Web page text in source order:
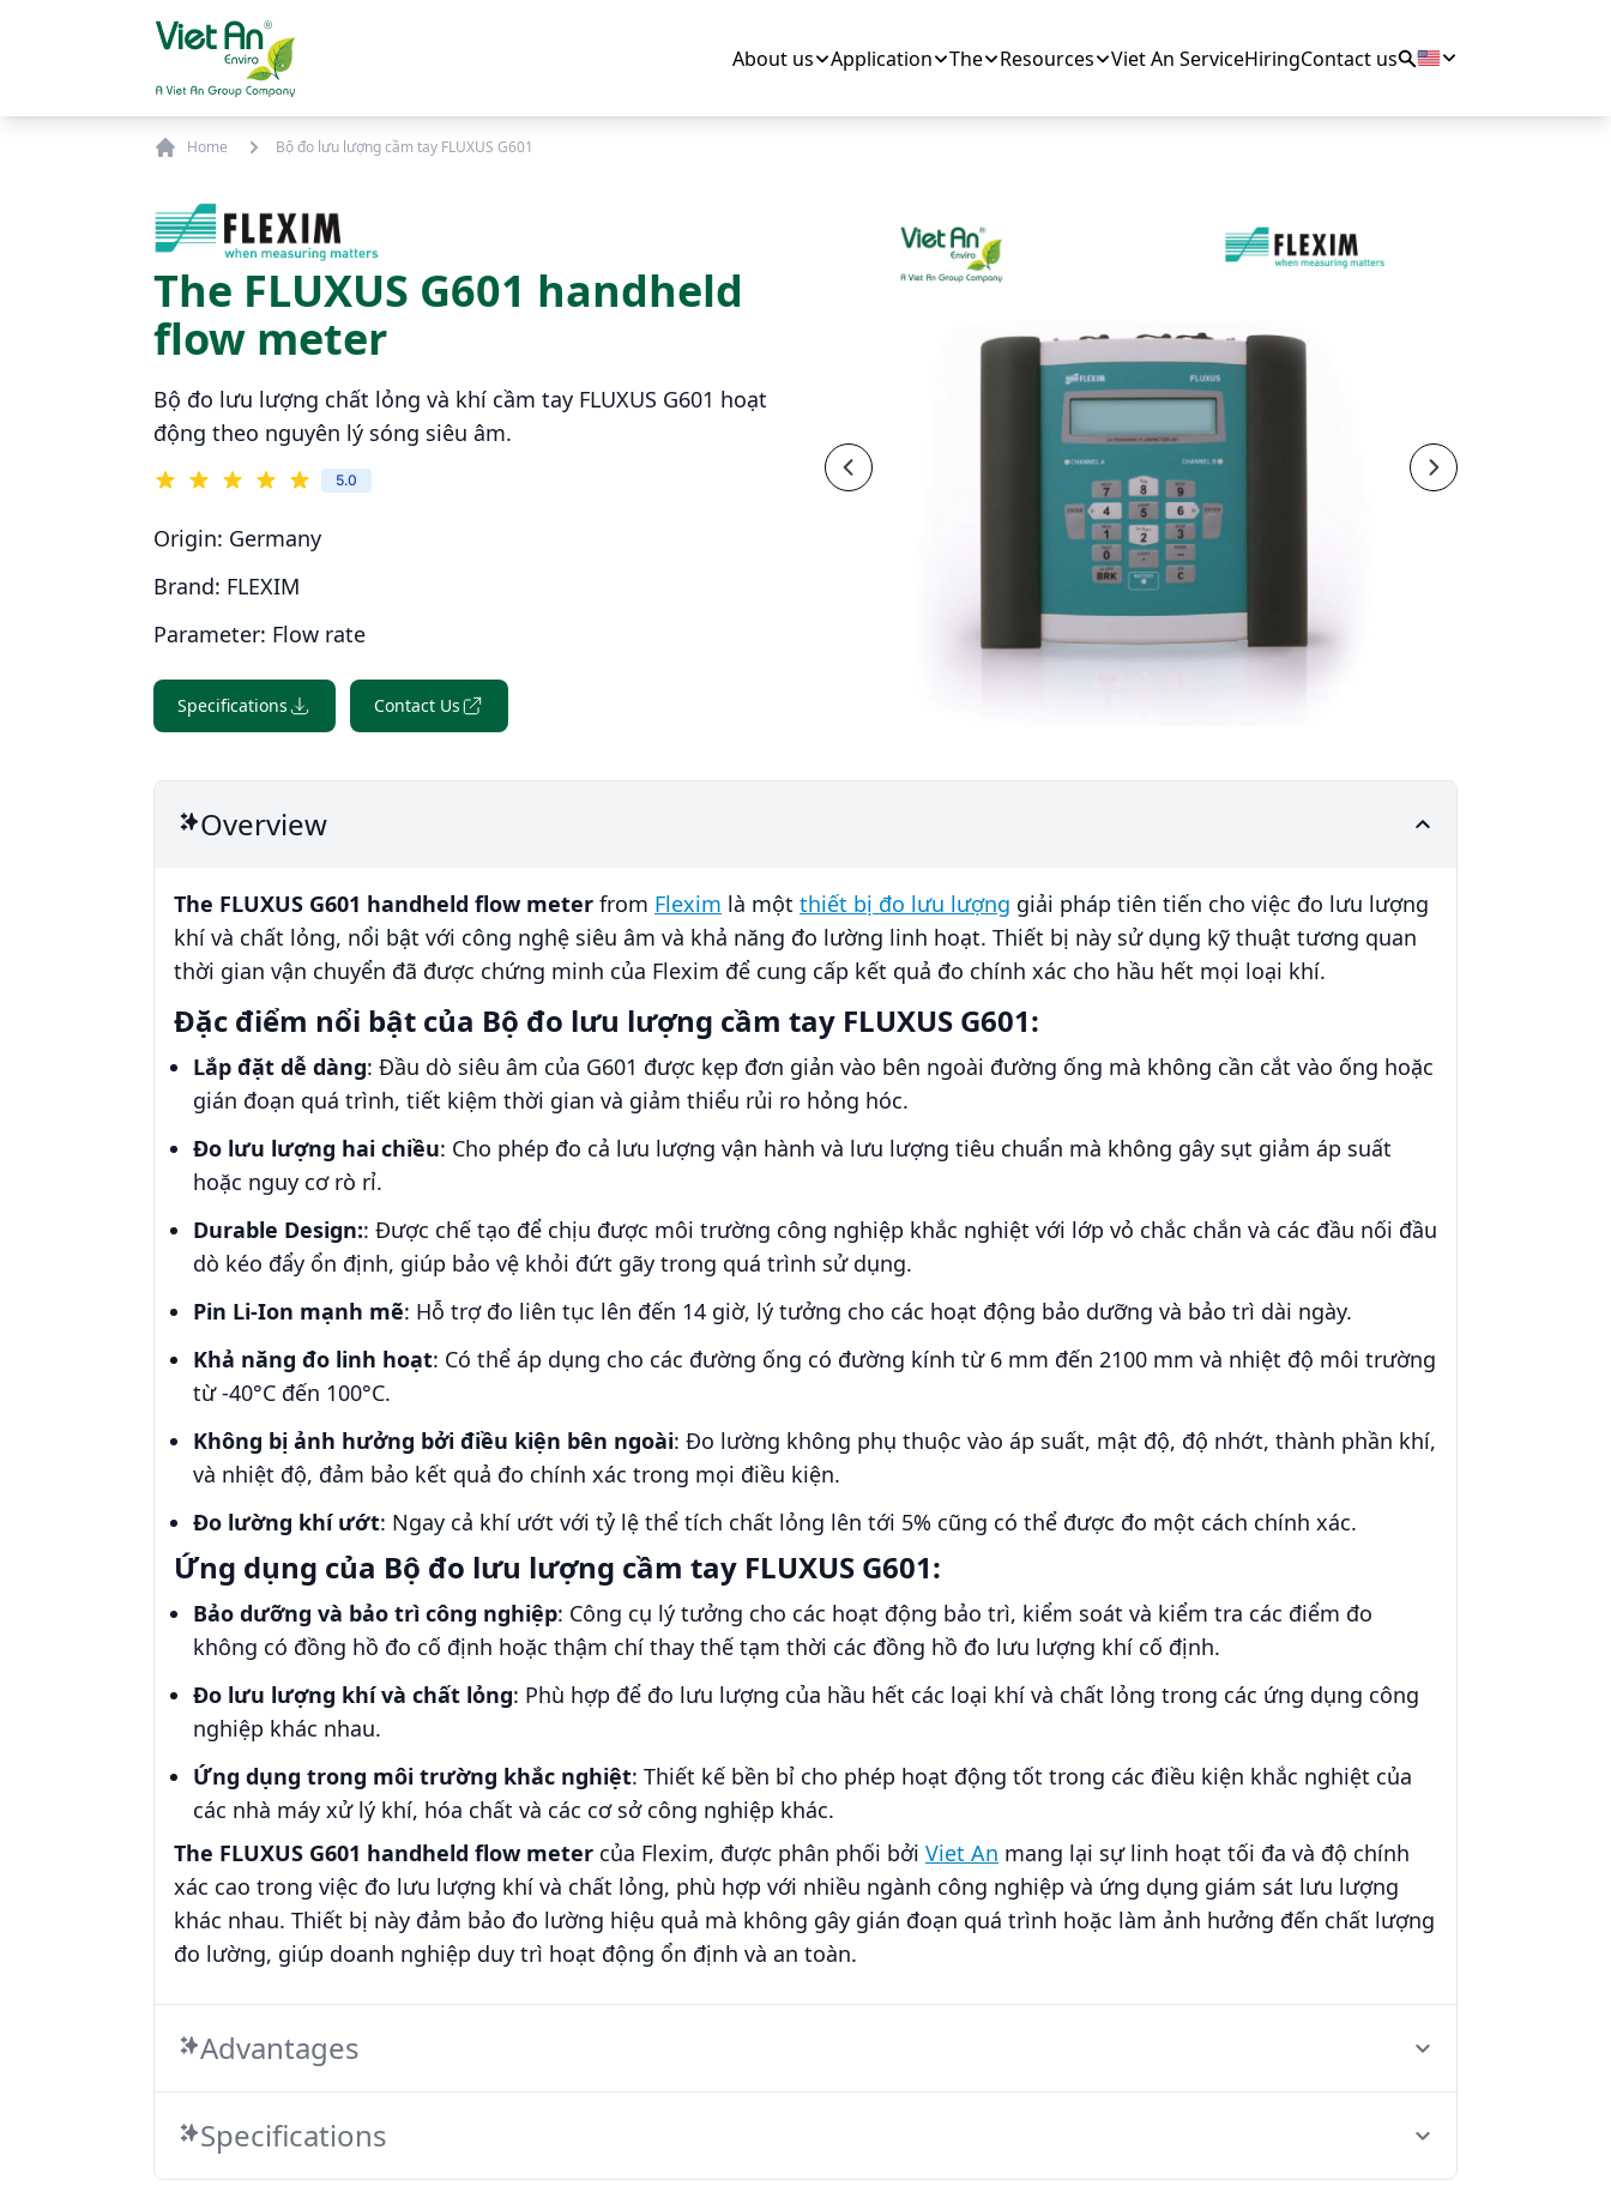
About us
Application The Resources Viet An ServiceHiringContact us
Home Bộ đo lưu lượng cầm tay FLUXUS G601
Previous Next
The FLUXUS G601 handheld
flow meter
Bộ đo lưu lượng chất lỏng và khí cầm tay FLUXUS G601 hoạt
động theo nguyên lý sóng siêu âm.
5.0
Origin: Germany
Brand: FLEXIM
Parameter: Flow rate
Specifications Contact Us
Overview
The FLUXUS G601 handheld flow meter from Flexim là một thiết bị đo lưu lượng giải pháp tiên tiến cho việc đo lưu lượng
khí và chất lỏng, nổi bật với công nghệ siêu âm và khả năng đo lường linh hoạt. Thiết bị này sử dụng kỹ thuật tương quan
thời gian vận chuyển đã được chứng minh của Flexim để cung cấp kết quả đo chính xác cho hầu hết mọi loại khí.
Đặc điểm nổi bật của Bộ đo lưu lượng cầm tay FLUXUS G601:
Lắp đặt dễ dàng: Đầu dò siêu âm của G601 được kẹp đơn giản vào bên ngoài đường ống mà không cần cắt vào ống hoặc
gián đoạn quá trình, tiết kiệm thời gian và giảm thiểu rủi ro hỏng hóc.
Đo lưu lượng hai chiều: Cho phép đo cả lưu lượng vận hành và lưu lượng tiêu chuẩn mà không gây sụt giảm áp suất
hoặc nguy cơ rò rỉ.
Durable Design:: Được chế tạo để chịu được môi trường công nghiệp khắc nghiệt với lớp vỏ chắc chắn và các đầu nối đầu
dò kéo đẩy ổn định, giúp bảo vệ khỏi đứt gãy trong quá trình sử dụng.
Pin Li-Ion mạnh mẽ: Hỗ trợ đo liên tục lên đến 14 giờ, lý tưởng cho các hoạt động bảo dưỡng và bảo trì dài ngày.
Khả năng đo linh hoạt: Có thể áp dụng cho các đường ống có đường kính từ 6 mm đến 2100 mm và nhiệt độ môi trường
từ -40°C đến 100°C.
Không bị ảnh hưởng bởi điều kiện bên ngoài: Đo lường không phụ thuộc vào áp suất, mật độ, độ nhớt, thành phần khí,
và nhiệt độ, đảm bảo kết quả đo chính xác trong mọi điều kiện.
Đo lường khí ướt: Ngay cả khí ướt với tỷ lệ thể tích chất lỏng lên tới 5% cũng có thể được đo một cách chính xác.
Ứng dụng của Bộ đo lưu lượng cầm tay FLUXUS G601:
Bảo dưỡng và bảo trì công nghiệp: Công cụ lý tưởng cho các hoạt động bảo trì, kiểm soát và kiểm tra các điểm đo
không có đồng hồ đo cố định hoặc thậm chí thay thế tạm thời các đồng hồ đo lưu lượng khí cố định.
Đo lưu lượng khí và chất lỏng: Phù hợp để đo lưu lượng của hầu hết các loại khí và chất lỏng trong các ứng dụng công
nghiệp khác nhau.
Ứng dụng trong môi trường khắc nghiệt: Thiết kế bền bỉ cho phép hoạt động tốt trong các điều kiện khắc nghiệt của
các nhà máy xử lý khí, hóa chất và các cơ sở công nghiệp khác.
The FLUXUS G601 handheld flow meter của Flexim, được phân phối bởi Viet An mang lại sự linh hoạt tối đa và độ chính
xác cao trong việc đo lưu lượng khí và chất lỏng, phù hợp với nhiều ngành công nghiệp và ứng dụng giám sát lưu lượng
khác nhau. Thiết bị này đảm bảo đo lường hiệu quả mà không gây gián đoạn quá trình hoặc làm ảnh hưởng đến chất lượng
đo lường, giúp doanh nghiệp duy trì hoạt động ổn định và an toàn.
Advantages
Specifications